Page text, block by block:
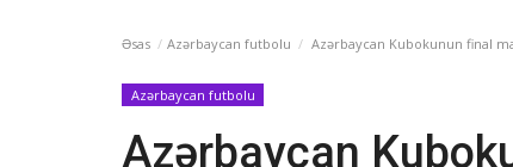
Əsas Azərbaycan futbolu Azərbaycan Kubokunun final
Azərbaycan futbolu
Azərbaycan